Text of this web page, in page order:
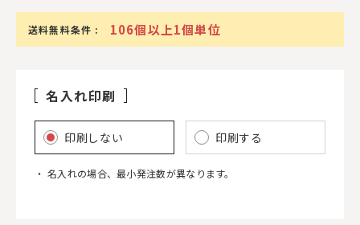
送料無料条件 : 106個以上1個単位
名入れ印刷
印刷しない 印刷する
名入れの場合、最小発注数が異なります。